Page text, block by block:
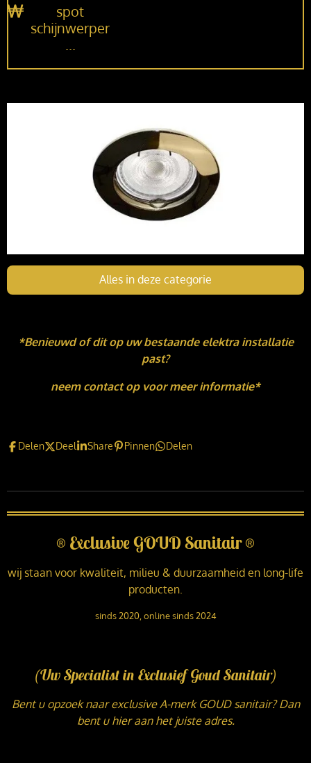
spot
schijnwerper
...
Alles in deze categorie
*Benieuwd of dit op uw bestaande elektra installatie
past?
neem contact op voor meer informatie*
Delen Deel Share Pinnen Delen
® Exclusive GOUD Sanitair®
wij staan voor kwaliteit, milieu & duurzaamheid en long-life
producten.
sinds 2020, online sinds 2024
(Uw Specialist in Exclusief Goud Sanitair)
Bent u opzoek naar exclusive A-merk GOUD sanitair? Dan
bent u hier aan het juiste adres.